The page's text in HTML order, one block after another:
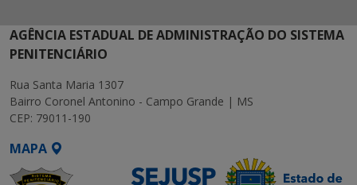
AGÊNCIA ESTADUAL DE ADMINISTRAÇÃO DO SISTEMA
PENITENCIÁRIO
Rua Santa Maria 1307
Bairro Coronel Antonino - Campo Grande | MS
CEP: 79011-190
MAPA